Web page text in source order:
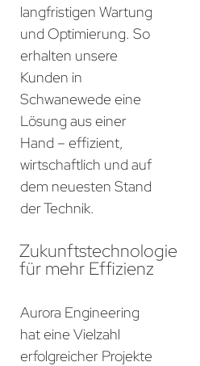
langfristigen Wartung
und Optimierung. So
erhalten unsere
Kunden in
Schwanewede eine
Lösung aus einer
Hand – effizient,
wirtschaftlich und auf
dem neuesten Stand
der Technik.
Zukunftstechnologie
für mehr Effizienz
Aurora Engineering
hat eine Vielzahl
erfolgreicher Projekte